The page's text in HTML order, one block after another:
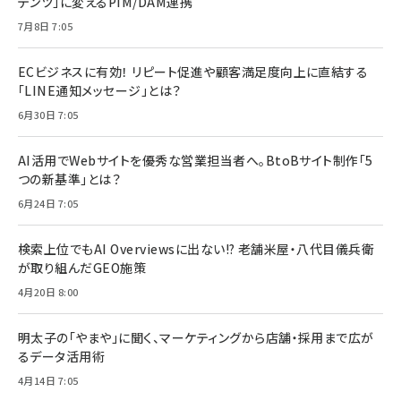
7月8日 7:05
ECビジネスに有効！ リピート促進や顧客満足度向上に直結する
「LINE通知メッセージ」とは？
6月30日 7:05
AI活用でWebサイトを優秀な営業担当者へ。BtoBサイト制作「5
つの新基準」とは？
6月24日 7:05
検索上位でもAI Overviewsに出ない!? 老舗米屋・八代目儀兵衛
が取り組んだGEO施策
4月20日 8:00
明太子の「やまや」に聞く、マーケティングから店舗・採用まで広が
るデータ活用術
4月14日 7:05